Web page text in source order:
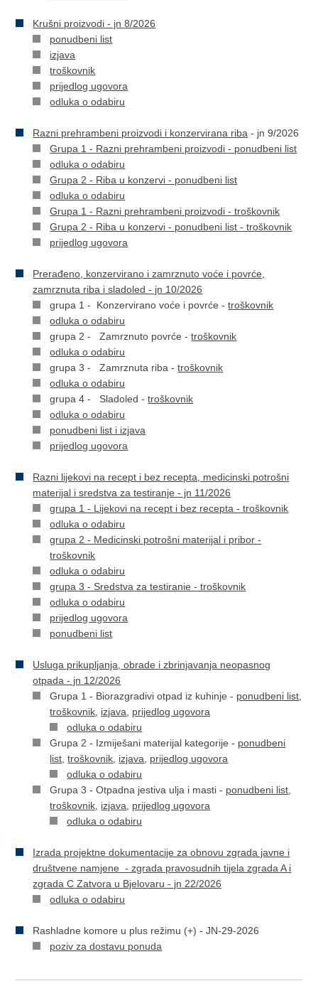
Krušni proizvodi - jn 8/2026
ponudbeni list
izjava
troškovnik
prijedlog ugovora
odluka o odabiru
Razni prehrambeni proizvodi i konzervirana riba - jn 9/2026
Grupa 1 - Razni prehrambeni proizvodi - ponudbeni list
odluka o odabiru
Grupa 2 - Riba u konzervi - ponudbeni list
odluka o odabiru
Grupa 1 - Razni prehrambeni proizvodi - troškovnik
Grupa 2 - Riba u konzervi - ponudbeni list - troškovnik
prijedlog ugovora
Prerađeno, konzervirano i zamrznuto voće i povrće,
zamrznuta riba i sladoled - jn 10/2026
grupa 1 - Konzervirano voće i povrće -troškovnik
odluka o odabiru
grupa 2 - Zamrznuto povrće -troškovnik
odluka o odabiru
grupa 3 - Zamrznuta riba -troškovnik
odluka o odabiru
grupa 4 - Sladoled -troškovnik
odluka o odabiru
ponudbeni list i izjava
prijedlog ugovora
Razni lijekovi na recept i bez recepta, medicinski potrošni
materijal i sredstva za testiranje - jn 11/2026
grupa 1 - Lijekovi na recept i bez recepta - troškovnik
odluka o odabiru
grupa 2 - Medicinski potrošni materijal i pribor -
troškovnik
odluka o odabiru
grupa 3 - Sredstva za testiranie - troškovnik
odluka o odabiru
prijedlog ugovora
ponudbeni list
Usluga prikupljanja, obrade i zbrinjavanja neopasnog
otpada - jn 12/2026
Grupa 1 - Biorazgradivi otpad iz kuhinje - ponudbeni list
troškovnik izjava
prijedlog ugovora
odluka o odabiru
Grupa 2 - Izmiješani materijal kategorije - ponudbeni
list ,troškovnik izjava
prijedlog ugovora
odluka o odabiru
Grupa 3 - Otpadna jestiva ulja i masti - ponudbeni list
troškovnik izjava
prijedlog ugovora
odluka o odabiru
Izrada projektne dokumentacije za obnovu zgrada javne i
društvene namjene - zgrada pravosudnih tijela zgrada A i
zgrada C Zatvora u Bjelovaru - jn 22/2026
odluka o odabiru
Rashladne komore u plus režimu (+) - JN-29-2026
poziv za dostavu ponuda